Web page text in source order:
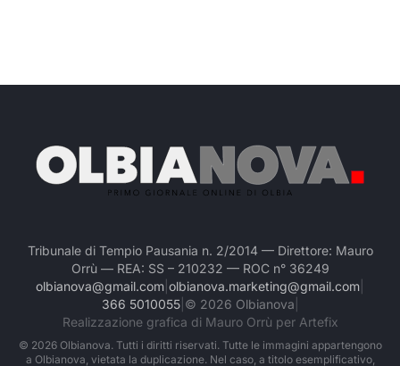
Tribunale di Tempio Pausania n. 2/2014 — Direttore: Mauro
Orrù — REA: SS – 210232 — ROC n° 36249
olbianova@gmail.com olbianova.marketing@gmail.com
366 5010055| © 2026 Olbianova
Realizzazione grafica di Mauro Orrù per Artefix
© 2026Olbianova. Tutti i diritti riservati. Tutte le immagini appartengono
a Olbianova, vietata la duplicazione. Nel caso, a titolo esemplificativo,